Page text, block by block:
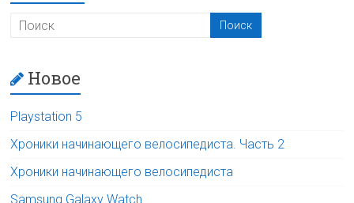
Новое
Playstation 5
Хроники начинающего велосипедиста. Часть 2
Хроники начинающего велосипедиста
Samsung Galaxy Watch